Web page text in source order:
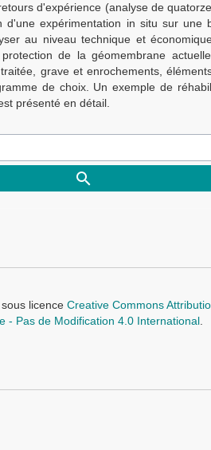
d'expérience (analyse de
d'une expérimentation in situ sur une
au niveau technique et
de la géomembrane
grave et enrochements,
de choix. Un exemple de
présenté en détail.
licence Creative Commons
- Pas de Modification 4.0 International.